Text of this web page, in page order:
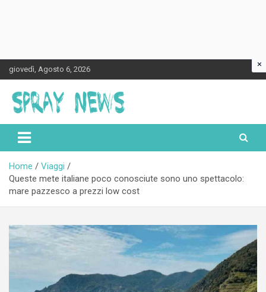
Skip
to
content
giovedì, Agosto 6, 2026
Spraynews.it
Home
Viaggi
Queste mete italiane poco conosciute sono uno spettacolo:
mare pazzesco a prezzi low cost
×